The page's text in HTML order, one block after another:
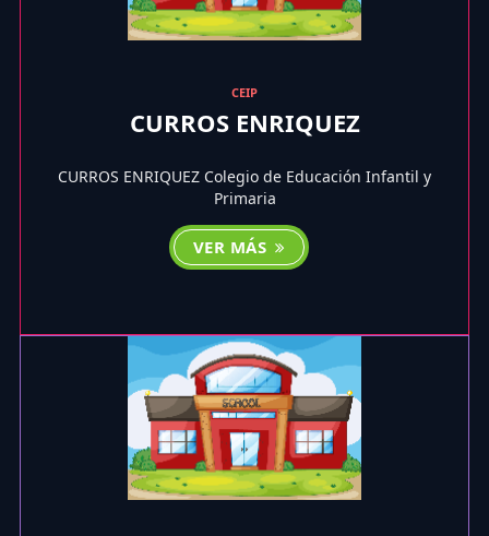
CEIP
CURROS ENRIQUEZ
CURROS ENRIQUEZ Colegio de Educación Infantil y
Primaria
VER MÁS